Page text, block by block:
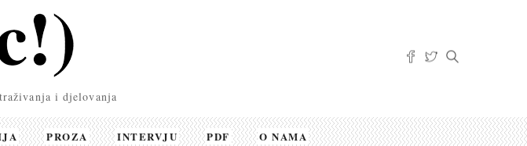
i djelovanja
PROZA INTERVJU PDF O NAMA